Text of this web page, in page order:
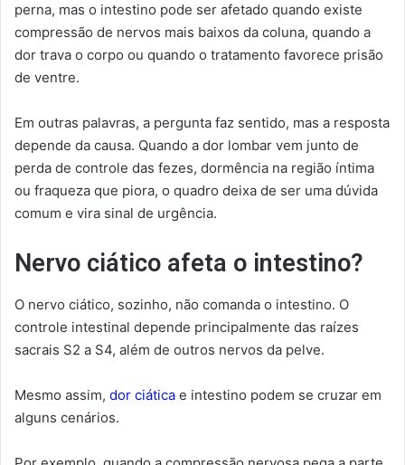
perna, mas o intestino pode ser afetado quando existe
compressão de nervos mais baixos da coluna, quando a
dor trava o corpo ou quando o tratamento favorece prisão
de ventre.
Em outras palavras, a pergunta faz sentido, mas a resposta
depende da causa. Quando a dor lombar vem junto de
perda de controle das fezes, dormência na região íntima
ou fraqueza que piora, o quadro deixa de ser uma dúvida
comum e vira sinal de urgência.
Nervo ciático afeta o intestino?
O nervo ciático, sozinho, não comanda o intestino. O
controle intestinal depende principalmente das raízes
sacrais S2 a S4, além de outros nervos da pelve.
Mesmo assim, dor ciática e intestino podem se cruzar em
alguns cenários.